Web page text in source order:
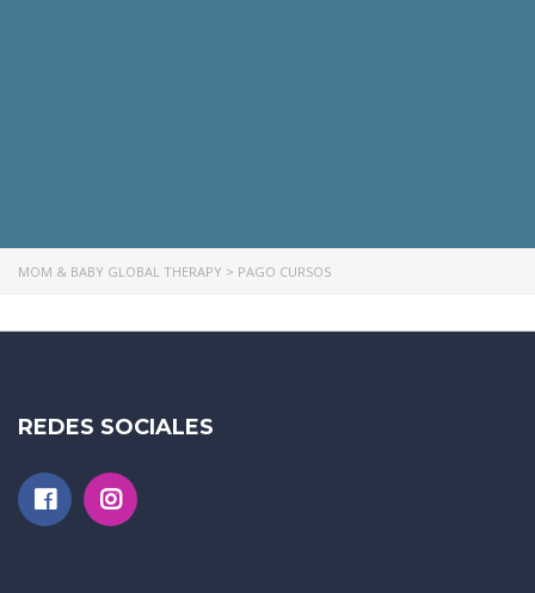
MOM & BABY GLOBAL THERAPY > PAGO CURSOS
REDES SOCIALES